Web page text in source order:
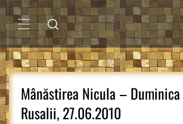
Sari
la
conținutMENIU
PRINCIPAL
Mânăstirea Nicula –
Rusalii, 27.06.2010